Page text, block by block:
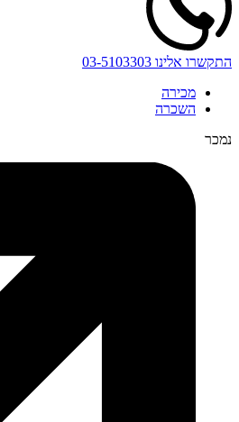
התקשרו אלינו 03-5103303
מכירה
השכרה
נמכר